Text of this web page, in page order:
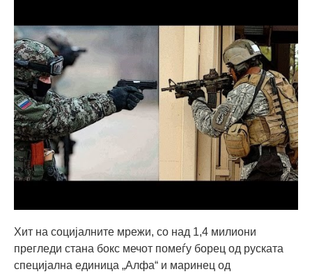
Хит на социјалните мрежи, со над 1,4 милиони
прегледи стана бокс мечот помеѓу борец од руската
специјална единица „Алфа“ и маринец од